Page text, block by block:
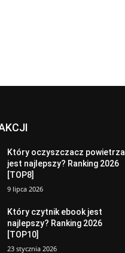
Który oczyszczacz powietrza
jest najlepszy? Ranking 2026
[TOP8]
9 lipca 2026
Który czytnik ebook jest
najlepszy? Ranking 2026
[TOP10]
23 stycznia 2026